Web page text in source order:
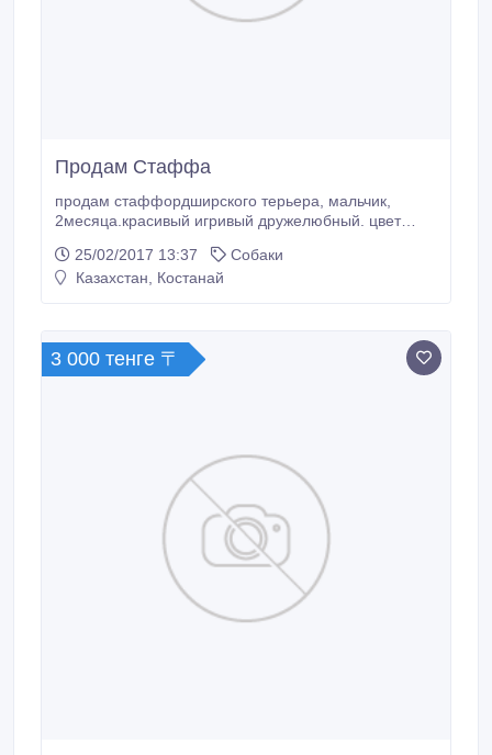
Продам Стаффа
продам стаффордширского терьера, мальчик,
2месяца.красивый игривый дружелюбный. цвет
купите не пожалеете..
25/02/2017 13:37
Собаки
Казахстан, Костанай
3 000 тенге 〒